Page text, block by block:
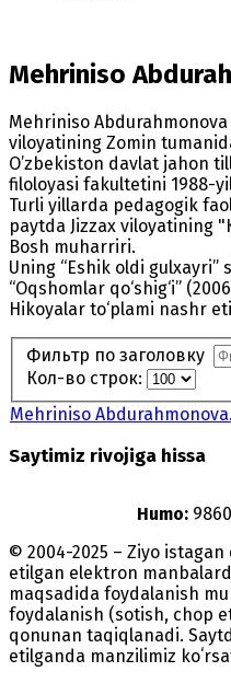
Mehriniso
Mehriniso
viloyatining Zomin
O’zbekiston davlat jahon
filoloyasi fakultetini 1988-
Turli yillarda pedagogik
paytda Jizzax viloyatining
Bosh muharriri.
Uning “Eshik oldi gulxayri”
“Oqshomlar qo‘shig‘i”
Hikoyalar to‘plami nashr
Фильтр по заголовку
Кол-во строк:
Mehriniso
Saytimiz rivojiga hissa
Humo:
© 2004-2025 – Ziyo
etilgan elektron
maqsadida foydalanish
foydalanish (sotish, chop
qonunan taqiqlanadi.
etilganda manzilimiz